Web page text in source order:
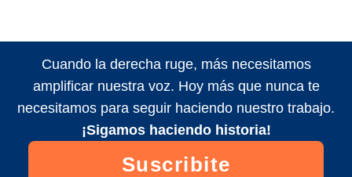
Cuando la derecha ruge, más necesitamos
amplificar nuestra voz. Hoy más que nunca te
necesitamos para seguir haciendo nuestro trabajo.
¡Sigamos haciendo historia!
Suscribite